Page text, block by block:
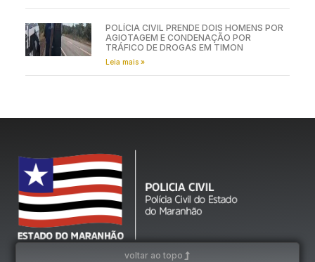
POLÍCIA CIVIL PRENDE DOIS HOMENS POR
AGIOTAGEM E CONDENAÇÃO POR
TRÁFICO DE DROGAS EM TIMON
Leia mais »
voltar ao topo